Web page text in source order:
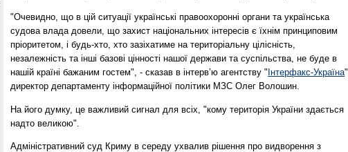
"Очевидно, що в цій ситуації українські правоохоронні органи та українська
судова влада довели, що захист національних інтересів є їхнім принциповим
пріоритетом, і будь-хто, хто зазіхатиме на територіальну цілісність,
незалежність та інші базові цінності нашої держави та суспільства, не буде в
нашій країні бажаним гостем", - сказав в інтерв’ю агентству " Інтерфакс-Україна"
директор департаменту інформаційної політики МЗС Олег Волошин.
На його думку, це важливий сигнал для всіх, "кому територія України здається
надто великою".
Адміністративний суд Криму в середу ухвалив рішення про видворення з